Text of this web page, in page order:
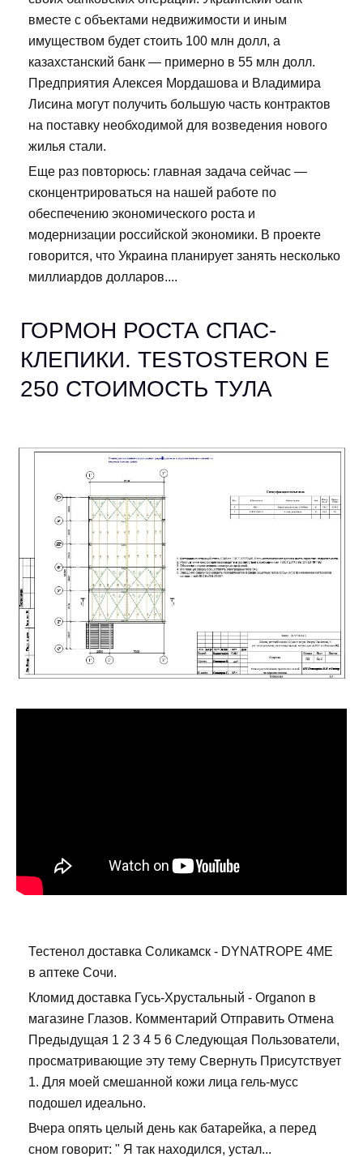
вместе с объектами недвижимости и иным
имуществом будет стоить 100 млн долл, а
казахстанский банк — примерно в 55 млн долл.
Предприятия Алексея Мордашова и Владимира
Лисина могут получить большую часть контрактов
на поставку необходимой для возведения нового
жилья стали.
Еще раз повторюсь: главная задача сейчас —
сконцентрироваться на нашей работе по
обеспечению экономического роста и
модернизации российской экономики. В проекте
говорится, что Украина планирует занять несколько
миллиардов долларов....
ГОРМОН РОСТА СПАС-
КЛЕПИКИ. TESTOSTERON E
250 СТОИМОСТЬ ТУЛА
Тестенол доставка Соликамск - DYNATROPE 4ME
в аптеке Сочи.
Кломид доставка Гусь-Хрустальный - Organon в
магазине Глазов. Комментарий Отправить Отмена
Предыдущая 1 2 3 4 5 6 Следующая Пользователи,
просматривающие эту тему Свернуть Присутствует
1. Для моей смешанной кожи лица гель-мусс
подошел идеально.
Вчера опять целый день как батарейка, а перед
сном говорит: " Я так находился, устал...